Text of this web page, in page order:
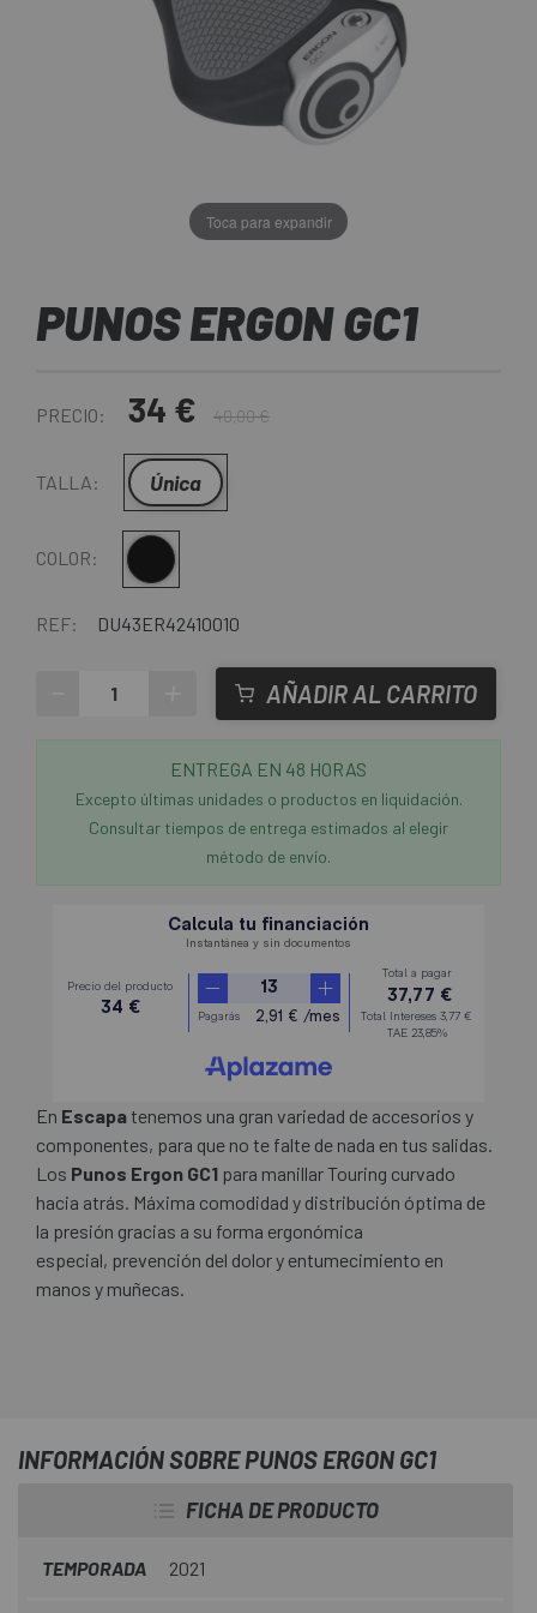
Toca para expandir
PUNOS ERGON GC1
PRECIO: 34 € 40,00 €
TALLA: Única
COLOR: Multi
REF: DU43ER42410010
AÑADIR AL CARRITO
ENTREGA EN 48 HORAS
Excepto últimas unidades o productos en liquidación.
Consultar tiempos de entrega estimados al elegir
método de envío.
En Escapatenemos una gran variedad de accesorios y
componentes, para que no te falte de nada en tus salidas.
Los Punos Ergon GC1 para manillar Touring curvado
hacia atrás. Máxima comodidad y distribución óptima de
la presión gracias a su forma ergonómica
especial, prevención del dolor y entumecimiento en
manos y muñecas.
INFORMACIÓN SOBRE PUNOS ERGON GC1
FICHA DE PRODUCTO
TEMPORADA 2021